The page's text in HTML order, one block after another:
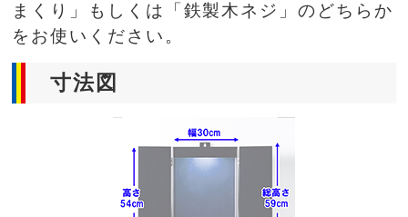
まくり」もしくは「鉄製木ネジ」のどちらか
をお使いください。
寸法図